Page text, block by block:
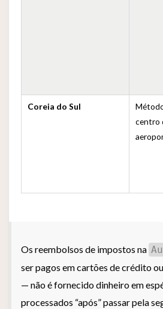
Coreia do Sul
centro
Os reembolsos de impostos na
ser pagos em cartões de crédito
— não é fornecido dinheiro em
processados “após” passar pela